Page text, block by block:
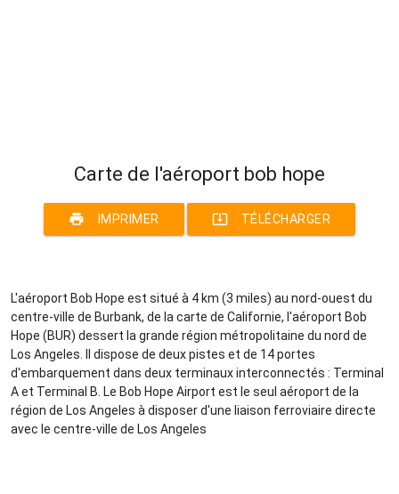
Carte de l'aéroport bob hope
print IMPRIMER system_update_alt TÉLÉCHARGER
L'aéroport Bob Hope est situé à 4 km (3 miles) au nord-ouest du
centre-ville de Burbank, de la carte de Californie, l'aéroport Bob
Hope (BUR) dessert la grande région métropolitaine du nord de
Los Angeles. Il dispose de deux pistes et de 14 portes
d'embarquement dans deux terminaux interconnectés : Terminal
A et Terminal B. Le Bob Hope Airport est le seul aéroport de la
région de Los Angeles à disposer d'une liaison ferroviaire directe
avec le centre-ville de Los Angeles